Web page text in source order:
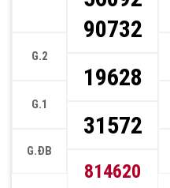
G.2
G.1
G.ĐB
90732
19628
31572
814620